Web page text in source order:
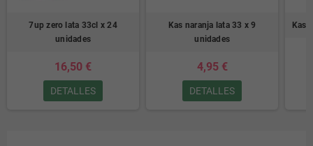
7up zero lata 33cl x 24
unidades
16,50 €
DETALLES
Kas naranja lata 33 x 9
unidades
4,95 €
DETALLES
Kas